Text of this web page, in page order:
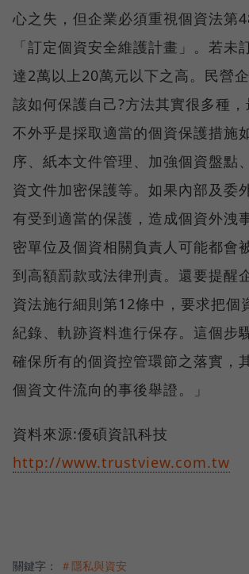
心之失，但企業必須重視個資法第
「訂定個資安全維護計畫」。若未
達2萬以上20萬元以下之高。民營
該如何保護自己?方法其實很多種
不外乎是採取適當的個資保護措施
序、紙本文件管理、加強個資盤點
資文件加密保護等。如果內部及委
有受到適當的保護，造成個資外洩
密單位及個資相關負責人可能都會
到高額罰款或法律刑責。還要提醒
資法施行細則第12條中，要求把個
紀錄、軌跡資料進行保存。這個步
確保所有的個資控管環節之落實，
個資文件流向的事後舉證。」
資料來源:優碩資訊科技
http://www.trustview.com.tw
關鍵字： ＃隱私與資安